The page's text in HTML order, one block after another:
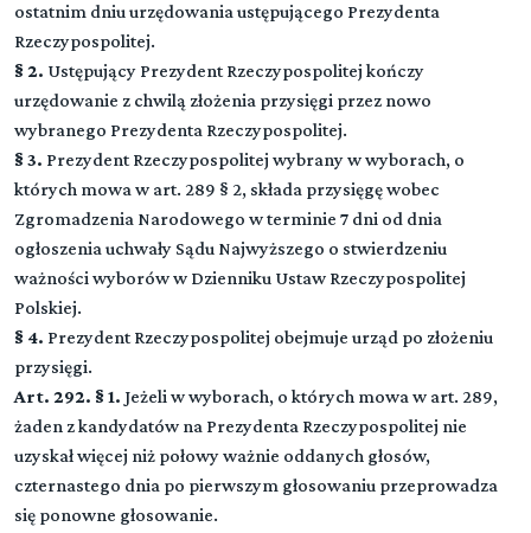
ostatnim dniu urzędowania ustępującego Prezydenta
Rzeczypospolitej.
§ 2. Ustępujący Prezydent Rzeczypospolitej kończy
urzędowanie z chwilą złożenia przysięgi przez nowo
wybranego Prezydenta Rzeczypospolitej.
§ 3. Prezydent Rzeczypospolitej wybrany w wyborach, o
których mowa w art. 289 § 2, składa przysięgę wobec
Zgromadzenia Narodowego w terminie 7 dni od dnia
ogłoszenia uchwały Sądu Najwyższego o stwierdzeniu
ważności wyborów w Dzienniku Ustaw Rzeczypospolitej
Polskiej.
§ 4. Prezydent Rzeczypospolitej obejmuje urząd po złożeniu
przysięgi.
Art. 292. § 1. Jeżeli w wyborach, o których mowa w art. 289,
żaden z kandydatów na Prezydenta Rzeczypospolitej nie
uzyskał więcej niż połowy ważnie oddanych głosów,
czternastego dnia po pierwszym głosowaniu przeprowadza
się ponowne głosowanie.